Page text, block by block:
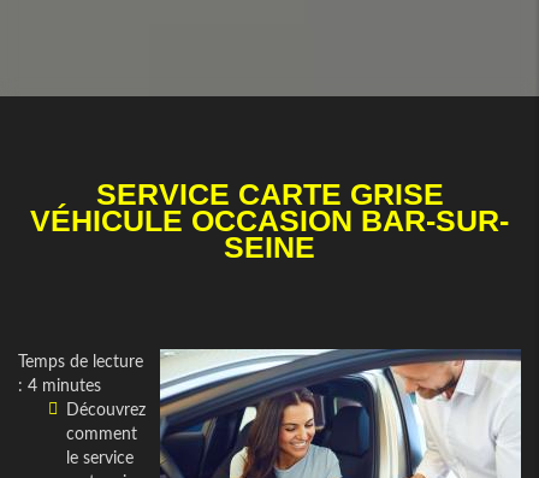
SERVICE CARTE GRISE
VÉHICULE OCCASION BAR-SUR-
SEINE
Temps de lecture
: 4 minutes
Découvrez
comment
le service